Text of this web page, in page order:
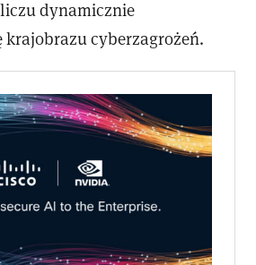
dynamicznie
krajobrazu cyberzagrożeń.